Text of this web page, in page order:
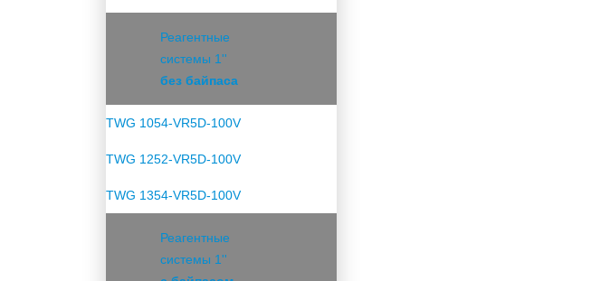
Реагентные
системы 1''
без байпаса
TWG 1054-VR5D-100V
TWG 1252-VR5D-100V
TWG 1354-VR5D-100V
Реагентные
системы 1''